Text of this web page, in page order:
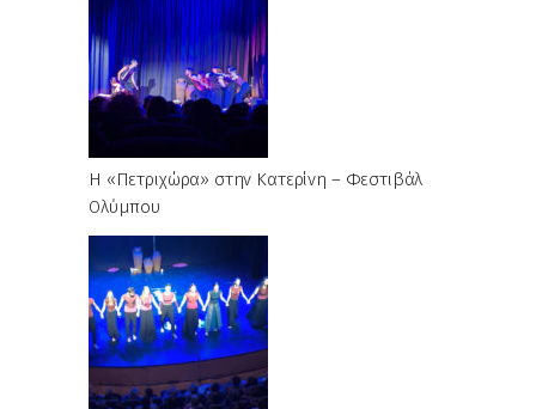
Η «Πετριχώρα» στην Κατερίνη – Φεστιβάλ
Ολύμπου